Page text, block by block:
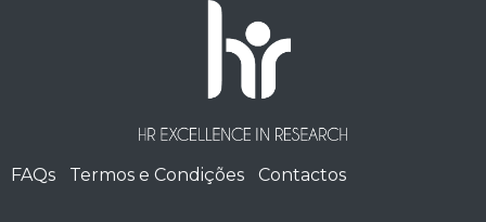
FAQs Termos e Condições Contactos